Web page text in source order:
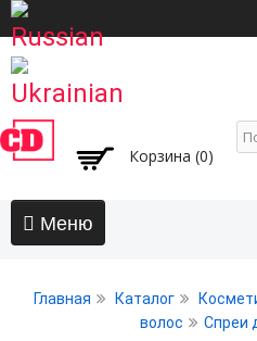
основному
Корзина (0)
АКЦИИ
Главная Каталог
волос
Спреи